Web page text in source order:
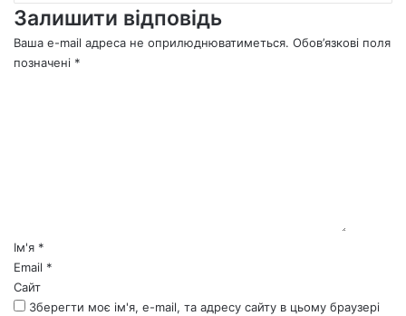
Залишити відповідь
Ваша e-mail адреса не оприлюднюватиметься. Обов’язкові поля
позначені *
*Ім'я *
Email *
Сайт
Зберегти моє ім'я, e-mail, та адресу сайту в цьому браузері